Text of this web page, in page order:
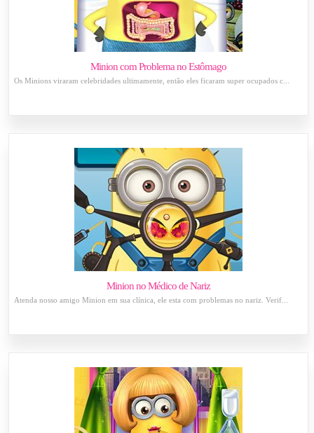
Minion com Problema no Estômago
Os Minions viraram celebridades ultimamente, então eles ficaram super ocupados c...
Minion no Médico de Nariz
Atenda nosso amigo Minion em sua clínica, ele esta com problemas no nariz. Verif...